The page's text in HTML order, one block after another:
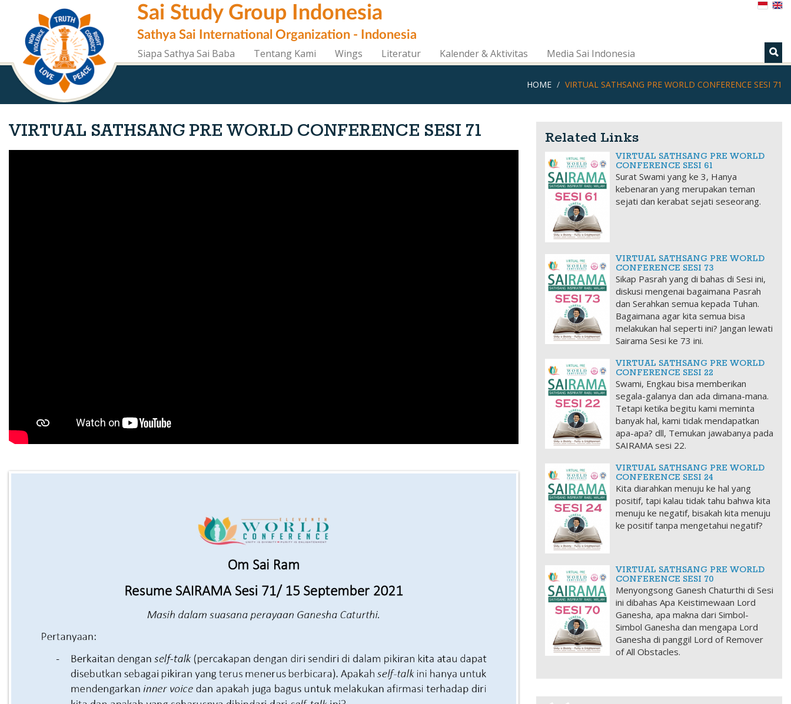
content
Sai Study Group Indonesia
Sathya Sai International Organization - Indonesia
Siapa Sathya Sai Baba
Tentang Kami Wings Literatur Kalender & Aktivitas Media Sai Indonesia
HOME VIRTUAL SATHSANG PRE WORLD CONFERENCE SESI 71
VIRTUAL SATHSANG PRE WORLD CONFERENCE SESI 71 Related Links
VIRTUAL SATHSANG PRE WORLD
CONFERENCE SESI 61
Surat Swami yang ke 3, Hanya
kebenaran yang merupakan teman
sejati dan kerabat sejati seseorang.
VIRTUAL SATHSANG PRE WORLD
CONFERENCE SESI 73
Sikap Pasrah yang di bahas di Sesi ini,
diskusi mengenai bagaimana Pasrah
dan Serahkan semua kepada Tuhan.
Bagaimana agar kita semua bisa
melakukan hal seperti ini? Jangan lewati
Sairama Sesi ke 73 ini.
VIRTUAL SATHSANG PRE WORLD
CONFERENCE SESI 22
Swami, Engkau bisa memberikan
segala-galanya dan ada dimana-mana.
Tetapi ketika begitu kami meminta
banyak hal, kami tidak mendapatkan
apa-apa? dll, Temukan jawabanya pada
SAIRAMA sesi 22.
VIRTUAL SATHSANG PRE WORLD
CONFERENCE SESI 24
Kita diarahkan menuju ke hal yang
positif, tapi kalau tidak tahu bahwa kita
menuju ke negatif, bisakah kita menuju
ke positif tanpa mengetahui negatif?
VIRTUAL SATHSANG PRE WORLD
CONFERENCE SESI 70
Menyongsong Ganesh Chaturthi di Sesi
ini dibahas Apa Keistimewaan Lord
Ganesha, apa makna dari Simbol-
Simbol Ganesha dan mengapa Lord
Ganesha di panggil Lord of Remover
of All Obstacles.